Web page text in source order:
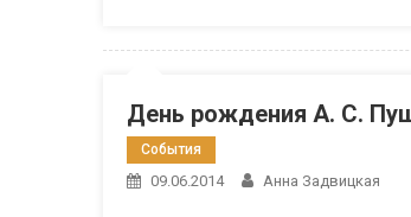
День рождения А. С.
События
09.06.2014 Анна Задвицкая